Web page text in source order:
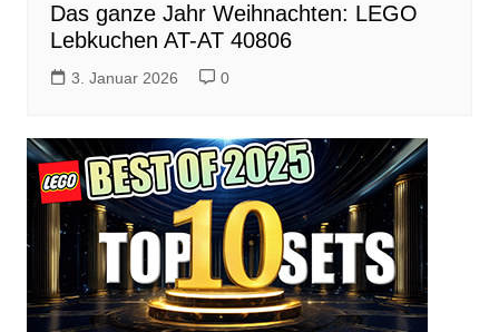
Das ganze Jahr Weihnachten: LEGO
Lebkuchen AT-AT 40806
3. Januar 2026 0